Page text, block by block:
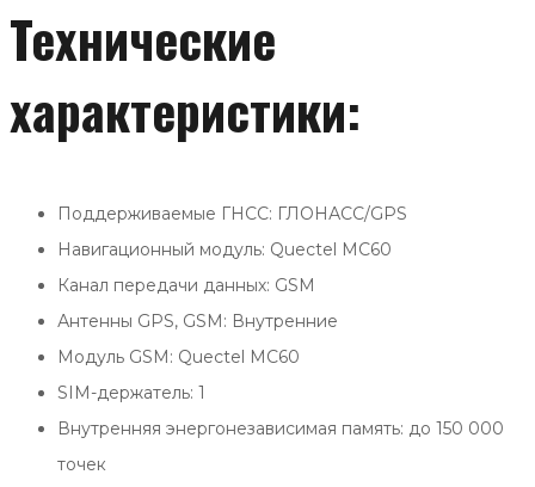
Технические
характеристики:
Поддерживаемые ГНСС: ГЛОНАСС/GPS
Навигационный модуль: Quectel MC60
Канал передачи данных: GSM
Антенны GPS, GSM: Внутренние
Модуль GSM: Quectel MC60
SIM-держатель: 1
Внутренняя энергонезависимая память: до 150 000
точек